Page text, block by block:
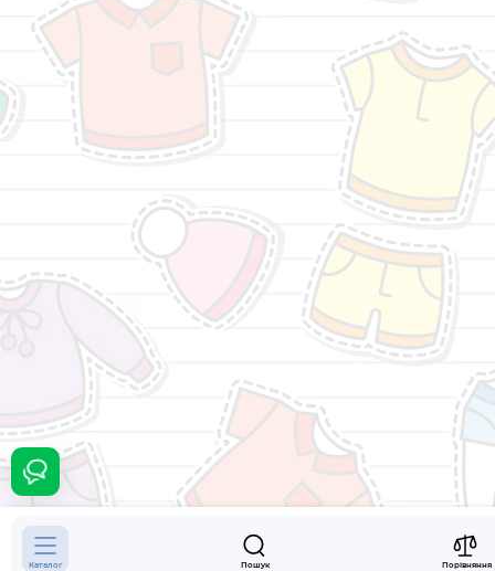
Каталог Пошук Порівняння
200 грн.